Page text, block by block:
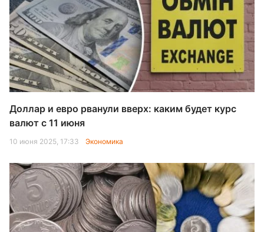
Доллар и евро рванули вверх: каким будет курс
валют с 11 июня
10 июня 2025, 17:33 Экономика